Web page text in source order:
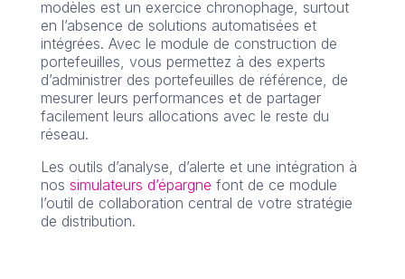
modèles est un exercice chronophage, surtout
en l’absence de solutions automatisées et
intégrées. Avec le module de construction de
portefeuilles, vous permettez à des experts
d’administrer des portefeuilles de référence, de
mesurer leurs performances et de partager
facilement leurs allocations avec le reste du
réseau.
Les outils d’analyse, d’alerte et une intégration à
nos simulateurs d’épargne font de ce module
l’outil de collaboration central de votre stratégie
de distribution.